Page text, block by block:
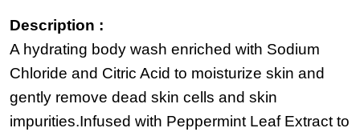
Description :
A hydrating body wash enriched with Sodium
Chloride and Citric Acid to moisturize skin and
gently remove dead skin cells and skin
impurities.Infused with Peppermint Leaf Extract to